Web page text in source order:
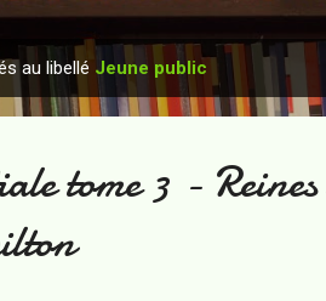
MENTIONS
au libellé Jeune public
tome 3 -